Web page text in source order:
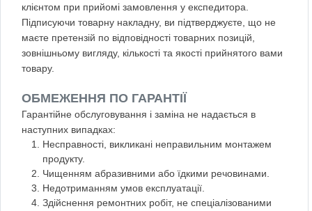
клієнтом при прийомі замовлення у експедитора.
Підписуючи товарну накладну, ви підтверджуєте, що не
маєте претензій по відповідності товарних позицій,
зовнішньому вигляду, кількості та якості прийнятого вами
товару.
ОБМЕЖЕННЯ ПО ГАРАНТІЇ
Гарантійне обслуговування і заміна не надається в
наступних випадках:
Несправності, викликані неправильним монтажем
продукту.
Чищенням абразивними або їдкими речовинами.
Недотриманням умов експлуатації.
Здійснення ремонтних робіт, не спеціалізованими